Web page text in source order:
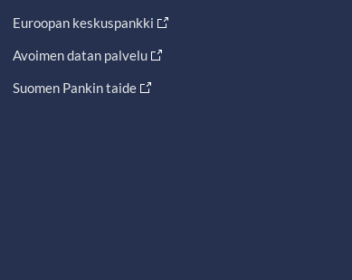
Euroopan keskuspankki
Avoimen datan palvelu
Suomen Pankin taide